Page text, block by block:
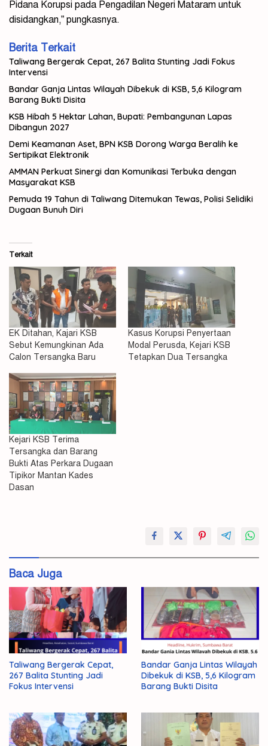
Pidana Korupsi pada Pengadilan Negeri Mataram untuk
disidangkan,” pungkasnya.
Berita Terkait
Taliwang Bergerak Cepat, 267 Balita Stunting Jadi Fokus
Intervensi
Bandar Ganja Lintas Wilayah Dibekuk di KSB, 5,6 Kilogram
Barang Bukti Disita
KSB Hibah 5 Hektar Lahan, Bupati: Pembangunan Lapas
Dibangun 2027
Demi Keamanan Aset, BPN KSB Dorong Warga Beralih ke
Sertipikat Elektronik
AMMAN Perkuat Sinergi dan Komunikasi Terbuka dengan
Masyarakat KSB
Pemuda 19 Tahun di Taliwang Ditemukan Tewas, Polisi Selidiki
Dugaan Bunuh Diri
Terkait
EK Ditahan, Kajari KSB
Sebut Kemungkinan Ada
Calon Tersangka Baru
Kasus Korupsi Penyertaan
Modal Perusda, Kejari KSB
Tetapkan Dua Tersangka
Kejari KSB Terima
Tersangka dan Barang
Bukti Atas Perkara Dugaan
Tipikor Mantan Kades
Dasan
Tahap
II
Baca Juga
Taliwang Bergerak Cepat,
267 Balita Stunting Jadi
Fokus Intervensi
Bandar Ganja Lintas Wilayah
Dibekuk di KSB, 5,6 Kilogram
Barang Bukti Disita